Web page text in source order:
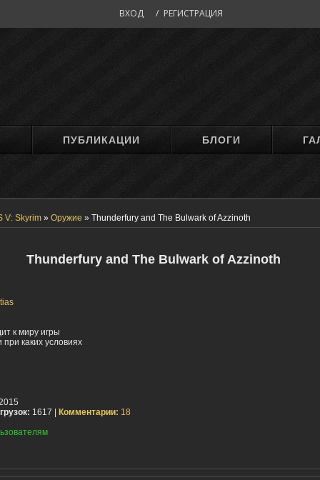
ВХОД / РЕГИСТРАЦИЯ
ПУБЛИКАЦИИ БЛОГИ
V: Skyrim » Оружие » Thunderfury and The Bulwark of Azzinoth
Thunderfury and The Bulwark of Azzinoth
к миру игры
при каких условиях
1617 | Комментарии: 18